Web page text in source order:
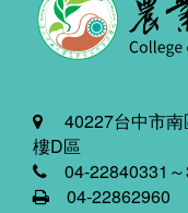
40227台中市南
樓D區
04-22840331
04-22862960